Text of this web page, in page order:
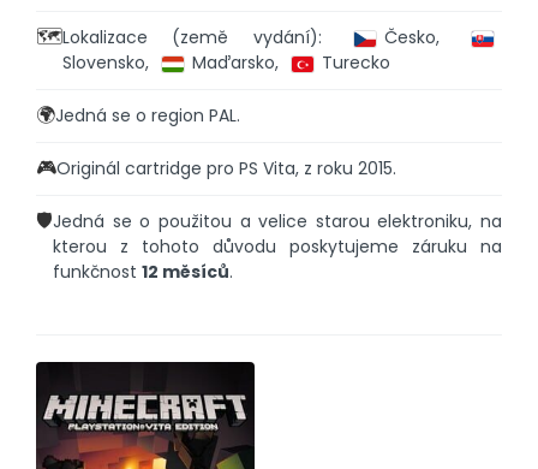
🗺️Lokalizace (země vydání):
Česko,
Slovensko,
Maďarsko, Turecko
🌍Jedná se o region PAL.
🎮Originál cartridge pro PS Vita, z roku 2015.
🛡️Jedná se o použitou a velice starou elektroniku, na
kterou z tohoto důvodu poskytujeme záruku na
funkčnost 12 měsíců.